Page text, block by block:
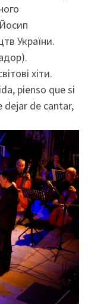
України.
хіти.
pienso que si
dejar de cantar,